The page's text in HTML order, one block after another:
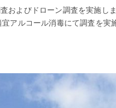
およびドローン調査を実施しま
アルコール消毒にて調査を実